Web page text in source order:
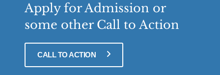
Apply for Admission or
some other Call to Action
CALL TO ACTION